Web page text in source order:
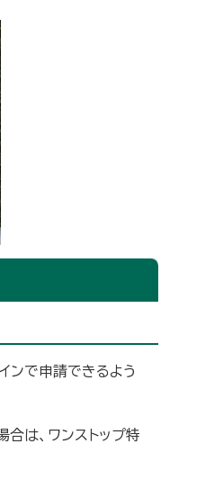
ンで申請できるよう
は、ワンストップ特